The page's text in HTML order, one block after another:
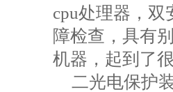
cpu处理器，双
障检查，具有
机器，起到了
二光电保护